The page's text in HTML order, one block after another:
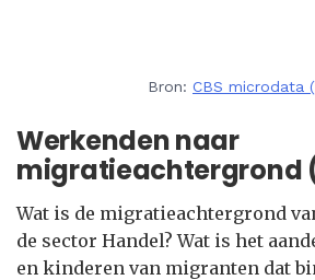
Bron: CBS microdata
Werkenden naar
migratieachtergrond
Wat is de migratieachtergrond
de sector Handel? Wat is het
en kinderen van migranten dat